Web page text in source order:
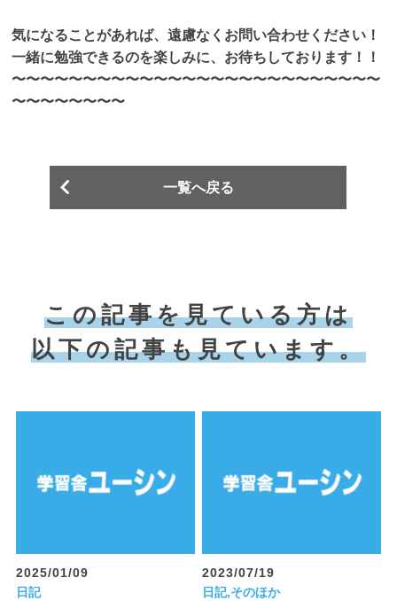
気になることがあれば、遠慮なくお問い合わせください！
一緒に勉強できるのを楽しみに、お待ちしております！！
〜〜〜〜〜〜〜〜〜〜〜〜〜〜〜〜〜〜〜〜〜〜〜〜〜〜
〜〜〜〜〜〜〜〜
一覧へ戻る
この記事を見ている方は
以下の記事も見ています。
2025/01/09
日記
2023/07/19
日記,そのほか